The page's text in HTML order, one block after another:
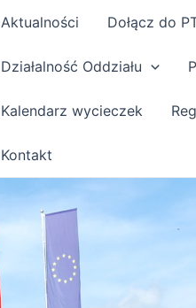
Aktualności Dołącz do
Działalność Oddziału
Kalendarz wycieczek
Kontakt